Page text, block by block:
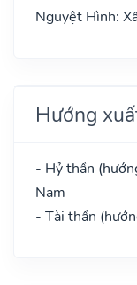
Nguyệt Hình:
Hướng
- Hỷ thần
Nam
- Tài thần